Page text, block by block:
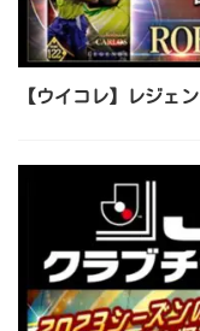
【ウイコレ】レジェ